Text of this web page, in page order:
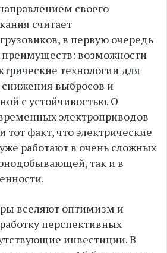
своего
считает
в первую очередь
возможности
технологии для
выбросов и
с устойчивостью. О
электроприводов
тот факт, что электрические
работают в очень сложных
так и в
вселяют оптимизм и
перспективных
инвестиции. В